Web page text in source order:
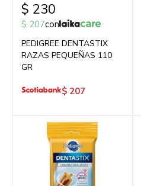
$ 230
$ 207con
PEDIGREE DENTASTIX
RAZAS PEQUEÑAS 110
GR
$ 207